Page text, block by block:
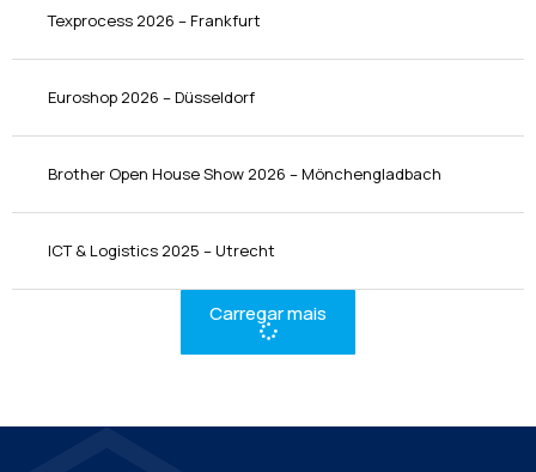
Texprocess 2026 – Frankfurt
Euroshop 2026 – Düsseldorf
Brother Open House Show 2026 – Mönchengladbach
ICT & Logistics 2025 – Utrecht
Carregar mais